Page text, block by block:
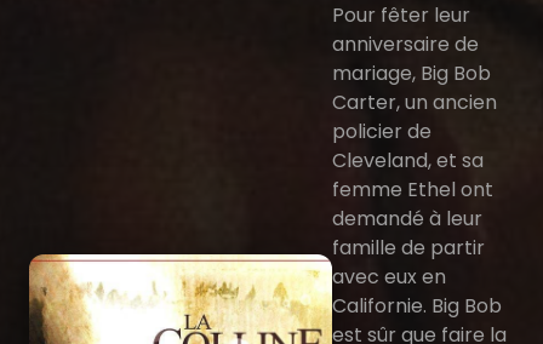
Pour fêter leur
anniversaire de
mariage, Big Bob
Carter, un ancien
policier de
Cleveland, et sa
femme Ethel ont
demandé à leur
famille de partir
avec eux en
Californie. Big Bob
est sûr que faire la